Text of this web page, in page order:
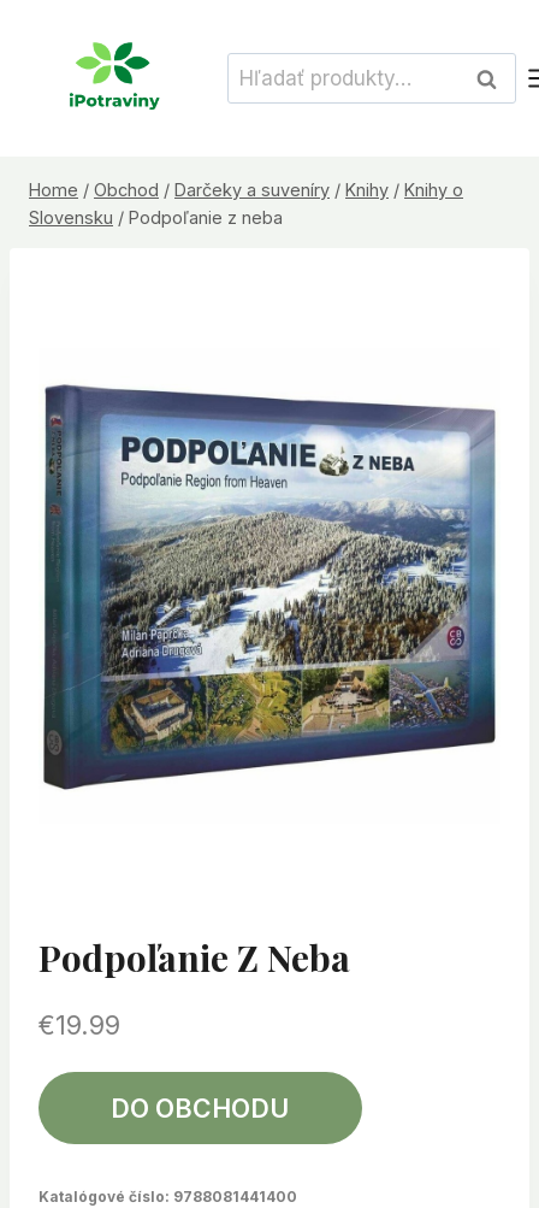
Hľadať:
Home / Obchod / Darčeky a suveníry / Knihy / Knihy o
Slovensku / Podpoľanie z neba
Podpoľanie Z Neba
€19.99
DO OBCHODU
Katalógové číslo: 9788081441400